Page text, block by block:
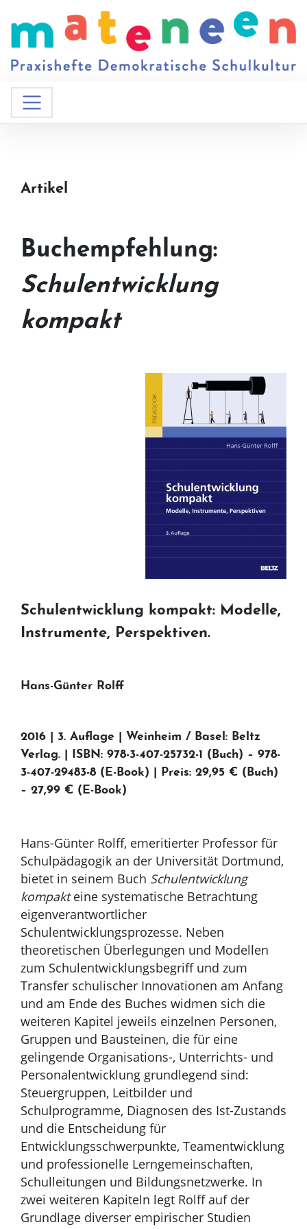
Artikel
Buchempfehlung:
Schulentwicklung
kompakt
Schulentwicklung kompakt: Modelle,
Instrumente, Perspektiven.
Hans-Günter Rolff
2016 | 3. Auflage | Weinheim / Basel: Beltz
Verlag. | ISBN: 978-3-407-25732-1 (Buch) – 978-
3-407-29483-8 (E-Book) | Preis: 29,95 € (Buch)
– 27,99 € (E-Book)
Hans-Günter Rolff, emeritierter Professor für
Schulpädagogik an der Universität Dortmund,
bietet in seinem Buch Schulentwicklung
kompakteine systematische Betrachtung
eigenverantwortlicher
Schulentwicklungsprozesse. Neben
theoretischen Überlegungen und Modellen
zum Schulentwicklungsbegriff und zum
Transfer schulischer Innovationen am Anfang
und am Ende des Buches widmen sich die
weiteren Kapitel jeweils einzelnen Personen,
Gruppen und Bausteinen, die für eine
gelingende Organisations-, Unterrichts- und
Personalentwicklung grundlegend sind:
Steuergruppen, Leitbilder und
Schulprogramme, Diagnosen des Ist-Zustands
und die Entscheidung für
Entwicklungsschwerpunkte, Teamentwicklung
und professionelle Lerngemeinschaften,
Schulleitungen und Bildungsnetzwerke. In
zwei weiteren Kapiteln legt Rolff auf der
Grundlage diverser empirischer Studien